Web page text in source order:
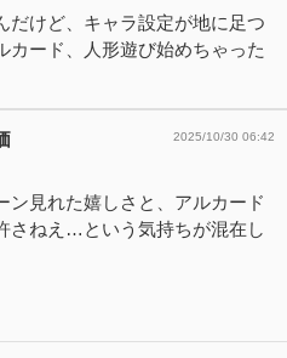
だけど、キャラ設定が地に足つ
カード、人形遊び始めちゃった
2025/10/30 06:42
ン見れた嬉しさと、アルカード
さねえ…という気持ちが混在し